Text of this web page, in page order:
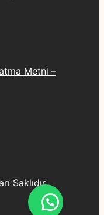
Metni –
Saklıdır